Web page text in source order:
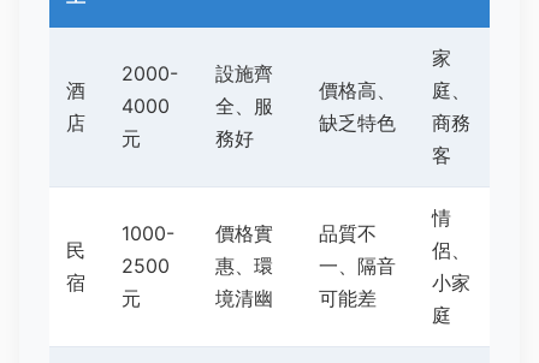
酒
店
2000-
4000
元
設施齊
全、服
務好
價格高、
缺乏特色
家
庭、
商務
客
民
宿
1000-
2500
元
價格實
惠、環
境清幽
品質不
一、隔音
可能差
情
侶、
小家
庭